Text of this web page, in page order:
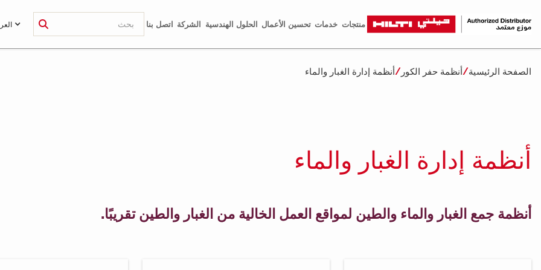
منتجات خدمات تحسين الأعمال الحلول الهندسية الشركة اتصل بنا
الصفحة الرئيسية أنظمة حفر الكور أنظمة إدارة الغبار والماء
أنظمة إدارة الغبار والماء
أنظمة جمع الغبار والماء والطين لمواقع العمل الخالية من الغبار والطين تقريبًا.